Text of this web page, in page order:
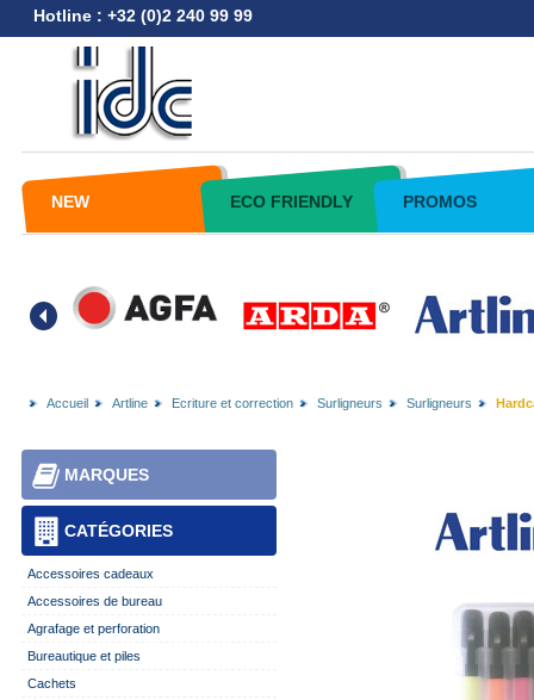
Hotline : +32 (0)2 240 99 99
NEW ECO FRIENDLY PROMOS
Accueil Artline Ecriture et correction Surligneurs Surligneurs
CATÉGORIES
MARQUES
Accessoires cadeaux
Accessoires de bureau
Agrafage et perforation
Bureautique et piles
Cachets